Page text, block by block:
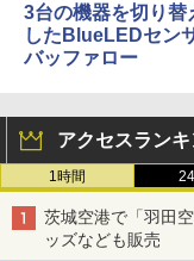
3台の機器を切り
したBlueLEDセン
バッファロー
アクセスラン
1時間
茨城空港で「羽田
ッズなども販売